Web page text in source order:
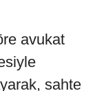
avukat
sahte